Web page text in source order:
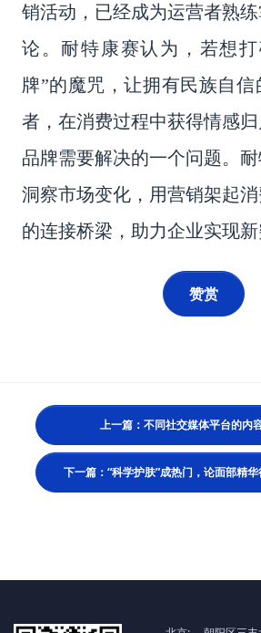
销活动，已经成为运营者熟
论。 耐特康赛认为，若想打
牌”的魔咒，让拥有民族自
者，在消费过程中获得情感
品牌需要解决的一个问题。
洞察市场变化，用营销架起
的连接桥梁，助力企业实现新
赞赏
上一篇：不同社交媒体平台的内
下一篇：“科学护肤”成热门，论面部精